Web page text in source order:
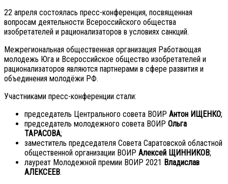
22 апреля состоялась пресс-конференция, посвященная
вопросам деятельности Всероссийского общества
изобретателей и рационализаторов в условиях санкций.
Межрегиональная общественная организация Работающая
молодежь Юга и Всероссийское общество изобретателей и
рационализаторов являются партнерами в сфере развития и
объединения молодёжи РФ.
Участниками пресс-конференции стали:
председатель Центрального совета ВОИР Антон ИЩЕНКО;
председатель молодежного совета ВОИР Ольга
ТАРАСОВА;
заместитель председателя Совета Саратовской областной
общественной организации ВОИР Алексей ЩИННИКОВ;
лауреат Молодежной премии ВОИР 2021 Владислав
АЛЕКСЕЕВ.